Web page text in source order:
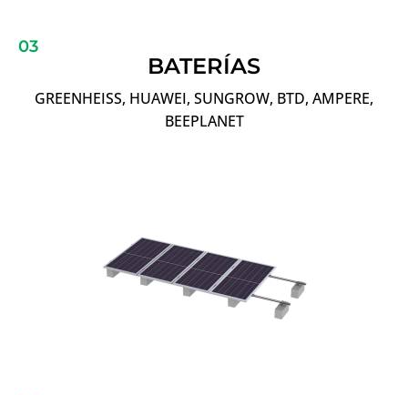
03
BATERÍAS
GREENHEISS, HUAWEI, SUNGROW, BTD, AMPERE,
BEEPLANET